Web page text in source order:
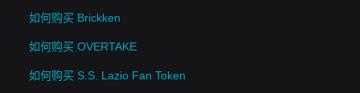
如何购买 Brickken
如何购买 OVERTAKE
如何购买 S.S. Lazio Fan Token